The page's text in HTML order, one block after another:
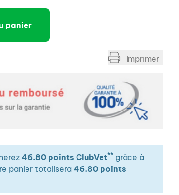
panier
Imprimer
46.80 points ClubVet** grâce à
panier totalisera46.80 points